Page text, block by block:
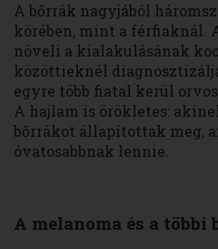
A bőrrák nagyjából
körében, mint a férfiaknál.
növeli a kialakulásának
közöttieknél
egyre több fiatal kerül
A hajlam is örökletes:
bőrrákot állapítottak meg,
óvatosabbnak lennie.
A melanoma és a többi